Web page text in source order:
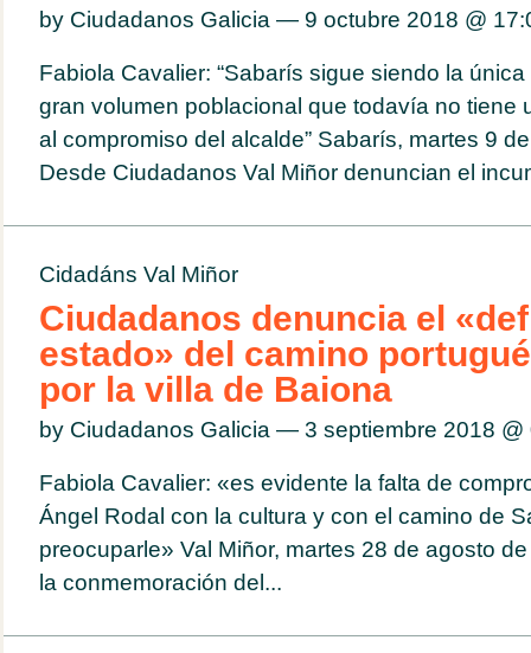
by Ciudadanos Galicia — 9 octubre 2018 @
Fabiola Cavalier: “Sabarís sigue siendo la
gran volumen poblacional que todavía no tiene
al compromiso del alcalde” Sabarís, martes 9
Desde Ciudadanos Val Miñor denuncian el
Cidadáns Val Miñor
Ciudadanos denuncia el
estado» del camino
por la villa de Baiona
by Ciudadanos Galicia — 3 septiembre 2018 @
Fabiola Cavalier: «es evidente la falta de
Ángel Rodal con la cultura y con el camino de
preocuparle» Val Miñor, martes 28 de agosto
la conmemoración del...